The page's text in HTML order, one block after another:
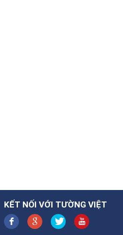
KẾT NỐI VỚI TƯỜNG VIỆT